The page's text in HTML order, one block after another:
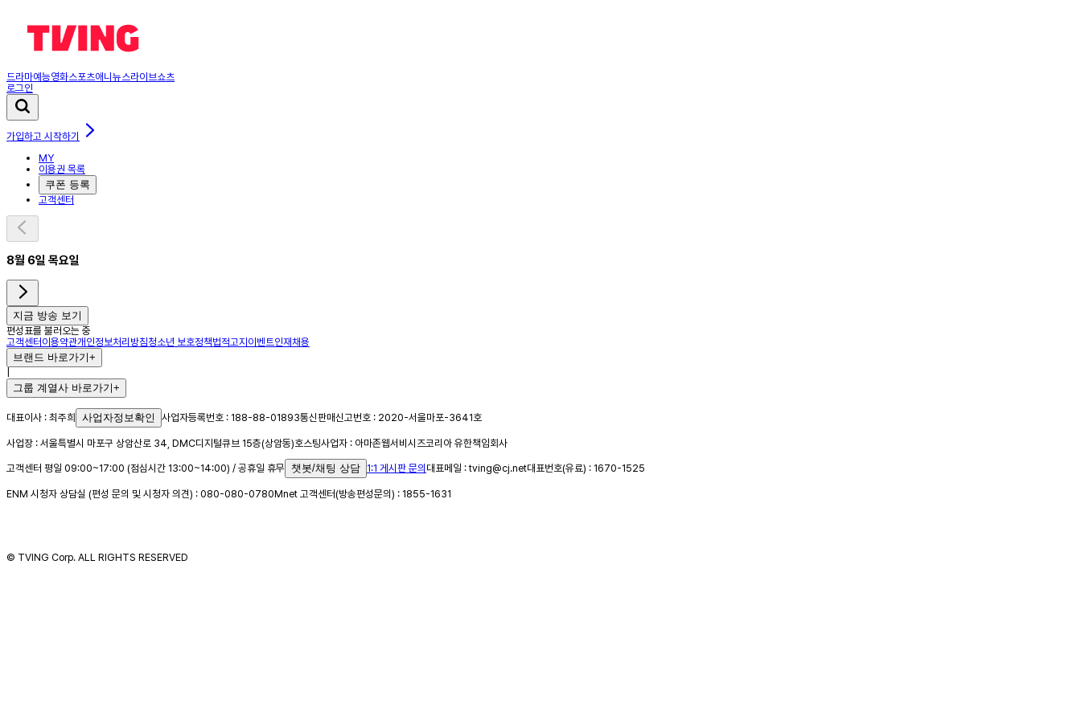
드라마예능영화스포츠애니 뉴스라이브쇼츠
로그인
가입하고 시작하기
MY
이용권 목록
쿠폰 등록
고객센터
8월 6일 목요일
지금 방송 보기
편성표를 불러오는 중
고객센터 이용약관개인정보처리방침청소년 보호정책법적고지 이벤트인재채용
브랜드 바로가기+
그룹 계열사 바로가기+
대표이사 : 최주희 사업자정보확인 사업자등록번호 : 188-88-01893통신판매신고번호 : 2020-서울마포-3641호
사업장 : 서울특별시 마포구 상암산로 34, DMC디지털큐브 15층(상암동)호스팅사업자 : 아마존웹서비시즈코리아 유한책임회사
고객센터 평일 09:00~17:00 (점심시간 13:00~14:00) / 공휴일 휴무 챗봇/채팅 상담 1:1 게시판 문의 대표메일 : tving@cj.net대표번호(유료) : 1670-1525
ENM 시청자 상담실 (편성 문의 및 시청자 의견) : 080-080-0780Mnet 고객센터(방송편성문의) : 1855-1631
© TVING Corp. ALL RIGHTS RESERVED